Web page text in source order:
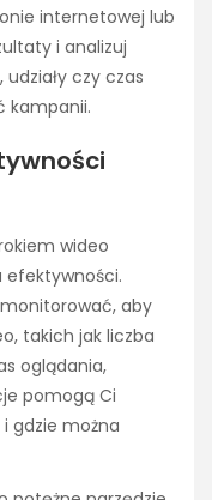
internetowej lub
i analizuj
czy czas
kampanii.
wideo
efektywności.
aby
takich jak liczba
oglądania,
pomogą Ci
gdzie można